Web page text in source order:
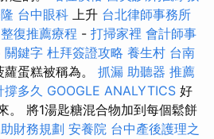
台中眼科 上升 台北律師事務所
復推薦療程 - 打掃家裡 會計師事
關鍵字 杜拜簽證攻略 養生村 台南
蘿蛋糕被稱為。 抓漏 助聽器 推薦
撐多久 GOOGLE ANALYTICS 好
。 將1湯匙糖混合物加到每個鬆餅
財務規劃 安養院 台中產後護理之